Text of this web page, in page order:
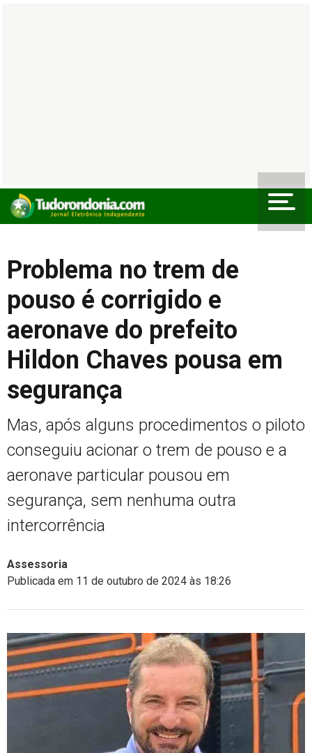
Problema no trem de
pouso é corrigido e
aeronave do prefeito
Hildon Chaves pousa em
segurança
Mas, após alguns procedimentos o piloto
conseguiu acionar o trem de pouso e a
aeronave particular pousou em
segurança, sem nenhuma outra
intercorrência
Assessoria
Publicada em 11 de outubro de 2024 às 18:26